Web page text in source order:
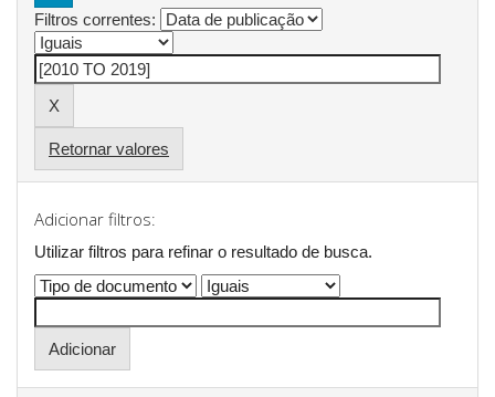
Filtros correntes:
Retornar valores
Adicionar filtros:
Utilizar filtros para refinar o resultado de busca.